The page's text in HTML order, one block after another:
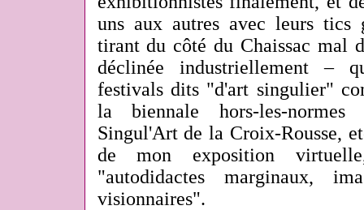
uns aux autres avec leurs tics
tirant du côté du Chaissac mal
déclinée industriellement –
festivals dits "d'art singulier"
la biennale hors-les-
Singul'Art de la Croix-Rousse,
de mon exposition
"autodidactes marginaux,
visionnaires".